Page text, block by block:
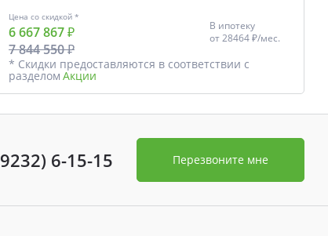
Цена со скидкой *
6 667 867 ₽
7 844 550 ₽
В ипотеку
от28464 ₽/мес.
* Скидки предоставляются в соответствии с
разделом Акции
6-15-15 Перезвоните мне